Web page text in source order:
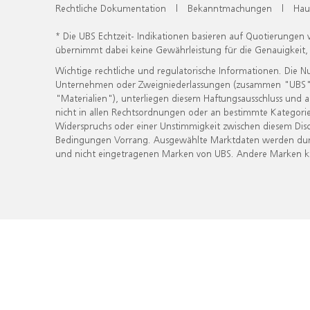
Rechtliche Dokumentation | Bekanntmachungen |
* Die UBS Echtzeit- Indikationen basieren auf
übernimmt dabei keine Gewährleistung für die
Wichtige rechtliche und regulatorische Informationen. Die
Unternehmen oder Zweigniederlassungen (zusammen
"Materialien"), unterliegen diesem Haftungsausschluss
nicht in allen Rechtsordnungen oder an bestimmte
Widerspruchs oder einer Unstimmigkeit zwischen diesem
Bedingungen Vorrang. Ausgewählte Marktdaten werden
und nicht eingetragenen Marken von UBS. Andere Marken